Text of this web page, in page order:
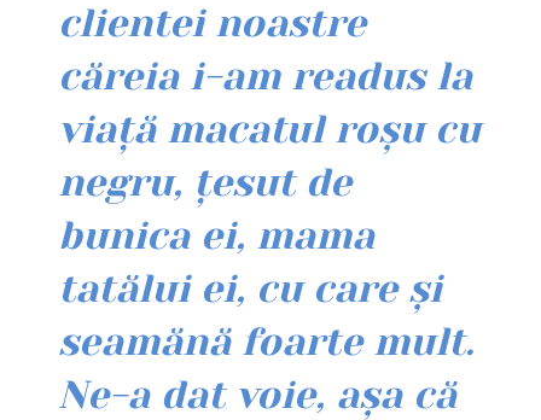
clientei noastre
căreia i-am readus la
viață macatul roșu cu
negru, țesut de
bunica ei, mama
tatălui ei, cu care și
seamănă foarte mult.
Ne-a dat voie, așa că